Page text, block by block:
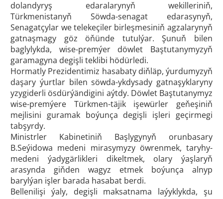
dolandyryş edaralarynyň wekilleriniň,
Türkmenistanyň Söwda-senagat edarasynyň,
Senagatçylar we telekeçiler birleşmesiniň agzalarynyň
gatnaşmagy göz öňünde tutulýar. Şunuň bilen
baglylykda, wise-premýer döwlet Baştutanymyzyň
garamagyna degişli teklibi hödürledi.
Hormatly Prezidentimiz hasabaty diňläp, ýurdumyzyň
daşary ýurtlar bilen söwda-ykdysady gatnaşyklaryny
yzygiderli ösdürýändigini aýtdy. Döwlet Baştutanymyz
wise-premýere Türkmen-täjik işewürler geňeşiniň
mejlisini guramak boýunça degişli işleri geçirmegi
tabşyrdy.
Ministrler Kabinetiniň Başlygynyň orunbasary
B.Seýidowa medeni mirasymyzy öwrenmek, taryhy-
medeni ýadygärlikleri dikeltmek, olary ýaşlaryň
arasynda giňden wagyz etmek boýunça alnyp
barylýan işler barada hasabat berdi.
Bellenilişi ýaly, degişli maksatnama laýyklykda, şu